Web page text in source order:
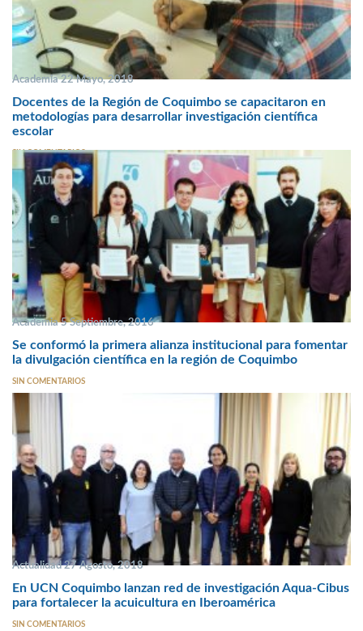
Academia 22 Mayo, 2018
Docentes de la Región de Coquimbo se capacitaron en
metodologías para desarrollar investigación científica
escolar
SIN COMENTARIOS
Academia 5 Septiembre, 2016
Se conformó la primera alianza institucional para fomentar
la divulgación científica en la región de Coquimbo
SIN COMENTARIOS
Actualidad 27 Agosto, 2018
En UCN Coquimbo lanzan red de investigación Aqua-Cibus
para fortalecer la acuicultura en Iberoamérica
SIN COMENTARIOS